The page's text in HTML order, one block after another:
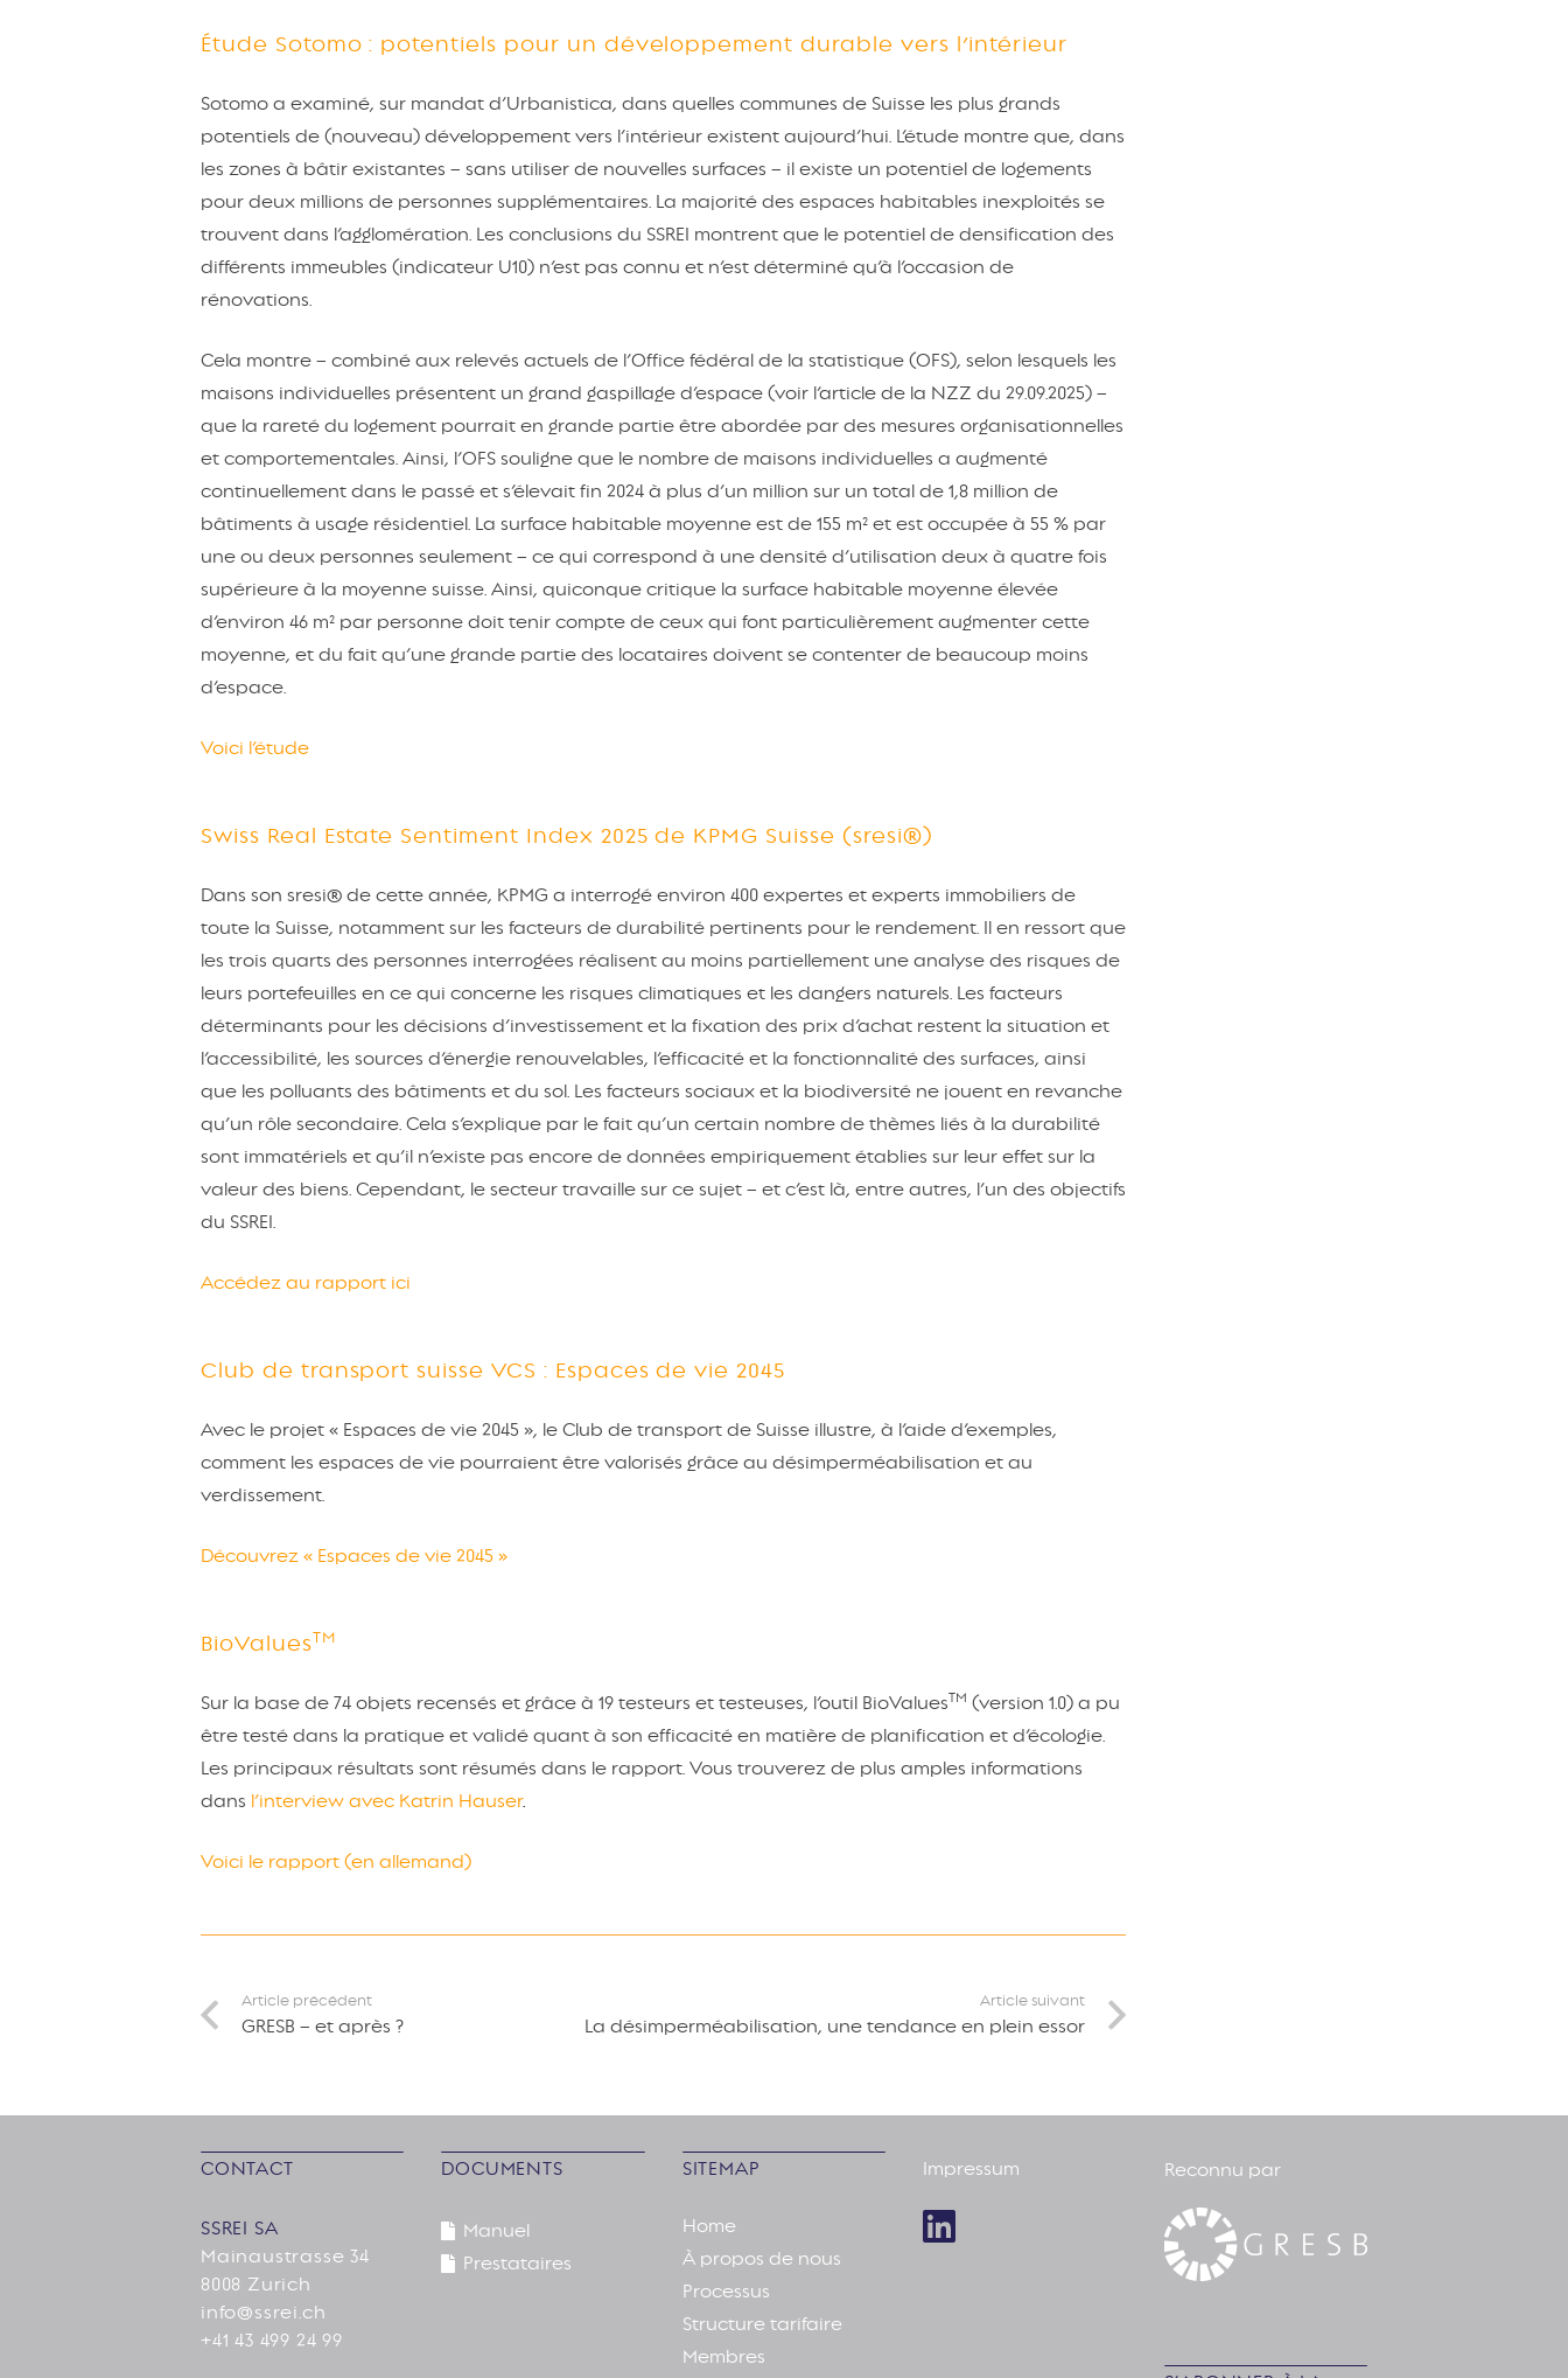
Étude Sotomo : potentiels pour un développement durable vers l’intérieur
Sotomo a examiné, sur mandat d’Urbanistica, dans quelles communes de Suisse les plus grands
potentiels de (nouveau) développement vers l’intérieur existent aujourd’hui. L’étude montre que, dans
les zones à bâtir existantes – sans utiliser de nouvelles surfaces – il existe un potentiel de logements
pour deux millions de personnes supplémentaires. La majorité des espaces habitables inexploités se
trouvent dans l’agglomération. Les conclusions du SSREI montrent que le potentiel de densification des
différents immeubles (indicateur U10) n’est pas connu et n’est déterminé qu’à l’occasion de
rénovations.
Cela montre – combiné aux relevés actuels de l’Office fédéral de la statistique (OFS), selon lesquels les
maisons individuelles présentent un grand gaspillage d’espace (voir l’article de la NZZ du 29.09.2025) –
que la rareté du logement pourrait en grande partie être abordée par des mesures organisationnelles
et comportementales. Ainsi, l’OFS souligne que le nombre de maisons individuelles a augmenté
continuellement dans le passé et s’élevait fin 2024 à plus d’un million sur un total de 1,8 million de
bâtiments à usage résidentiel. La surface habitable moyenne est de 155 m² et est occupée à 55 % par
une ou deux personnes seulement – ce qui correspond à une densité d’utilisation deux à quatre fois
supérieure à la moyenne suisse. Ainsi, quiconque critique la surface habitable moyenne élevée
d’environ 46 m² par personne doit tenir compte de ceux qui font particulièrement augmenter cette
moyenne, et du fait qu’une grande partie des locataires doivent se contenter de beaucoup moins
d’espace.
Voici l’étude
Swiss Real Estate Sentiment Index 2025 de KPMG Suisse (sresi®)
Dans son sresi® de cette année, KPMG a interrogé environ 400 expertes et experts immobiliers de
toute la Suisse, notamment sur les facteurs de durabilité pertinents pour le rendement. Il en ressort que
les trois quarts des personnes interrogées réalisent au moins partiellement une analyse des risques de
leurs portefeuilles en ce qui concerne les risques climatiques et les dangers naturels. Les facteurs
déterminants pour les décisions d’investissement et la fixation des prix d’achat restent la situation et
l’accessibilité, les sources d’énergie renouvelables, l’efficacité et la fonctionnalité des surfaces, ainsi
que les polluants des bâtiments et du sol. Les facteurs sociaux et la biodiversité ne jouent en revanche
qu’un rôle secondaire. Cela s’explique par le fait qu’un certain nombre de thèmes liés à la durabilité
sont immatériels et qu’il n’existe pas encore de données empiriquement établies sur leur effet sur la
valeur des biens. Cependant, le secteur travaille sur ce sujet – et c’est là, entre autres, l’un des objectifs
du SSREI.
Accédez au rapport ici
Club de transport suisse VCS : Espaces de vie 2045
Avec le projet « Espaces de vie 2045 », le Club de transport de Suisse illustre, à l’aide d’exemples,
comment les espaces de vie pourraient être valorisés grâce au désimperméabilisation et au
verdissement.
Découvrez « Espaces de vie 2045 »
BioValuesTM
Sur la base de 74 objets recensés et grâce à 19 testeurs et testeuses, l’outil BioValuesTM (version 1.0) a pu
être testé dans la pratique et validé quant à son efficacité en matière de planification et d’écologie.
Les principaux résultats sont résumés dans le rapport. Vous trouverez de plus amples informations
dans l’interview avec Katrin Hauser.
Voici le rapport (en allemand)
Article précédent
GRESB – et après ?
Article suivant
La désimperméabilisation, une tendance en plein essor
CONTACT
SSREI SA
Mainaustrasse 34
8008 Zurich
info@ssrei.ch
+41 43 499 24 99
DOCUMENTS
Manuel
Prestataires
SITEMAP
Home
À propos de nous
Processus
Structure tarifaire
Membres
Impressum Reconnu par